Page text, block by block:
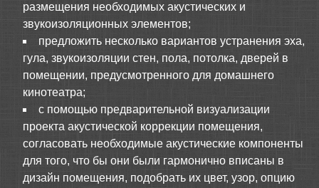
размещения необходимых акустических и
звукоизоляционных элементов;
предложить несколько вариантов устранения эха,
гула, звукоизоляции стен, пола, потолка, дверей в
помещении, предусмотренного для домашнего
кинотеатра;
с помощью предварительной визуализации
проекта акустической коррекции помещения,
согласовать необходимые акустические компоненты
для того, что бы они были гармонично вписаны в
дизайн помещения, подобрать их цвет, узор, опцию